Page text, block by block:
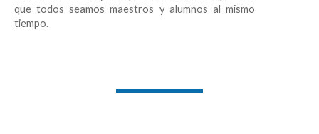
que todos seamos maestros y alumnos al mismo
tiempo.